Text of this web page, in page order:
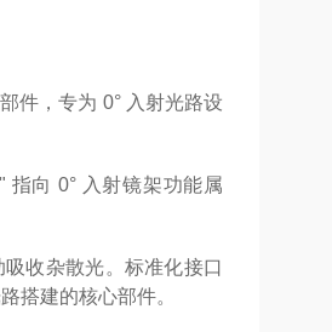
件，专为 0° 入射光路设
指向 0° 入射镜架功能属
收杂散光。标准化接口
搭建的核心部件。